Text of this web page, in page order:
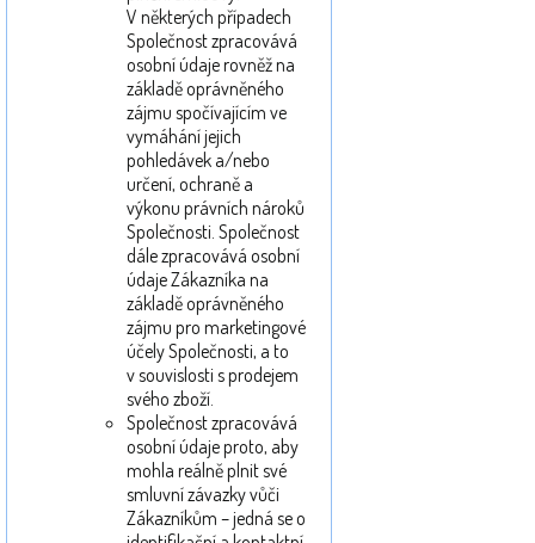
V některých případech
Společnost zpracovává
osobní údaje rovněž na
základě oprávněného
zájmu spočívajícím ve
vymáhání jejich
pohledávek a/nebo
určení, ochraně a
výkonu právních nároků
Společnosti. Společnost
dále zpracovává osobní
údaje Zákazníka na
základě oprávněného
zájmu pro marketingové
účely Společnosti, a to
v souvislosti s prodejem
svého zboží.
Společnost zpracovává
osobní údaje proto, aby
mohla reálně plnit své
smluvní závazky vůči
Zákazníkům – jedná se o